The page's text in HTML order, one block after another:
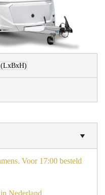
(LxBxH)